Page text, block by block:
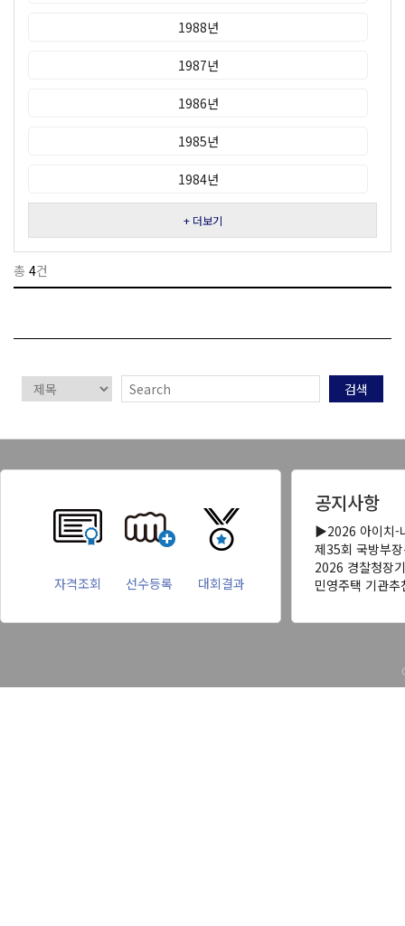
1988년
1987년
1986년
1985년
1984년
+ 더보기
총 4건
검색
자격조회 선수등록 대회결과
공지사항
▶2026 아이치-
제35회 국방부
2026 경찰청장
민영주택 기관